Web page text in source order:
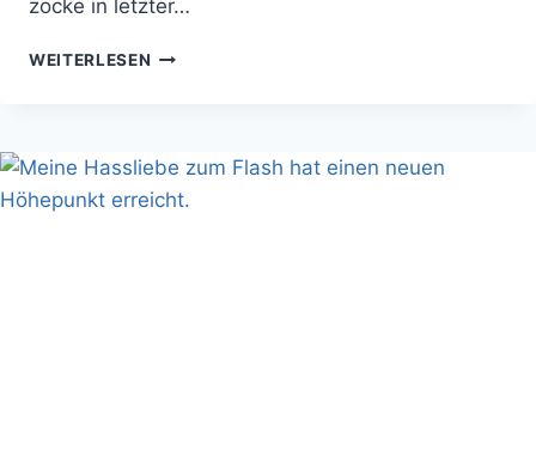
zocke in letzter…
WEITERLESEN D10